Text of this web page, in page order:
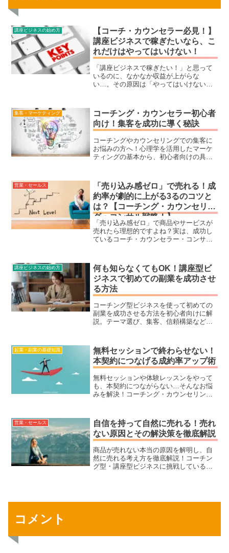
講座ビジネスの始め方
【コーチ・カウンセラー必見！】
講座ビジネスで稼ぎたいなら、こ
れだけはやってはいけない！
「講座ビジネスで稼ぎたい！」と思って
いるのに、なかなか収益が上がらな
い…。その原因は「やってはいけないこ
カウンセラーが講座ビジネスで失敗しが
ちな3つの落とし穴を解説し、成功するた
めのポイントを詳しくお伝えします。こ
れから講座を作る方も、すでに運営して
いる方も必見です！
集客・マーケティング
コーチング・カウンセラー初心者
向け！集客を成功に導く秘訣
コーチングやカウンセリングでの集客に
お悩みの方へ！心理学を活用したマーケ
ティングの基本から、初心者向けの具体
グの書き方、プロダクトローンチなど、
成果を上げる秘訣が満載です。初心者で
もわかりやすく、実践しやすい内容で、
あなたのビジネスを成功に導きます。今
すぐ読んで、最初の一歩を踏み出しまし
ょう！
営業・セールス
「売り込み感ゼロ」で売れる！成
約率が劇的に上がる3るのコツと
は？【コーチング・カウンセリン
グ・コンサル戦略！】
「売り込み感ゼロ」で商品やサービスが
売れたら理想的ですよね？実は、成功し
ているコーチ・カウンセラー・コンサル
を劇的に上げるための心理的アプローチ
や、お客様が自ら「買いたい」と思うセ
ールス戦略を徹底解説！営業が苦手な方
でも実践できる「売り込まないのに売れ
る」3つのコツを紹介します。無理なプッ
シュをせず、自然に売れる流れを作りた
いなら、今すぐチェックしてください！
講座ビジネスの始め方
何も知らなくてもOK！講座型ビ
ジネスで初めての副業を成功させ
る方法
コーチング型ビジネスを使って初めての
副業を成功させる方法を初心者向けに解
説。テーマ選び、集客、信頼構築など、
起業・副業の基礎知識
無料セッションで終わらせない！
本契約につなげる成約率アップ術
無料セッションや体験レッスンをやって
も、本契約につながらない…そんなお悩
みを解決！コーチング・カウンセリン
ションで終わらせないための流れ・トー
ク術・心理学を活用し、無理なく契約に
つなげるコツを学びましょう！
営業・セールス
自信を持って自然に売れる！売れ
ない原因とその解決策を徹底解説
商品が売れない本当の原因を解明し、自
然に売れる考え方を徹底解説！コーチン
グ型・講座型ビジネスに挑戦している方
コメント